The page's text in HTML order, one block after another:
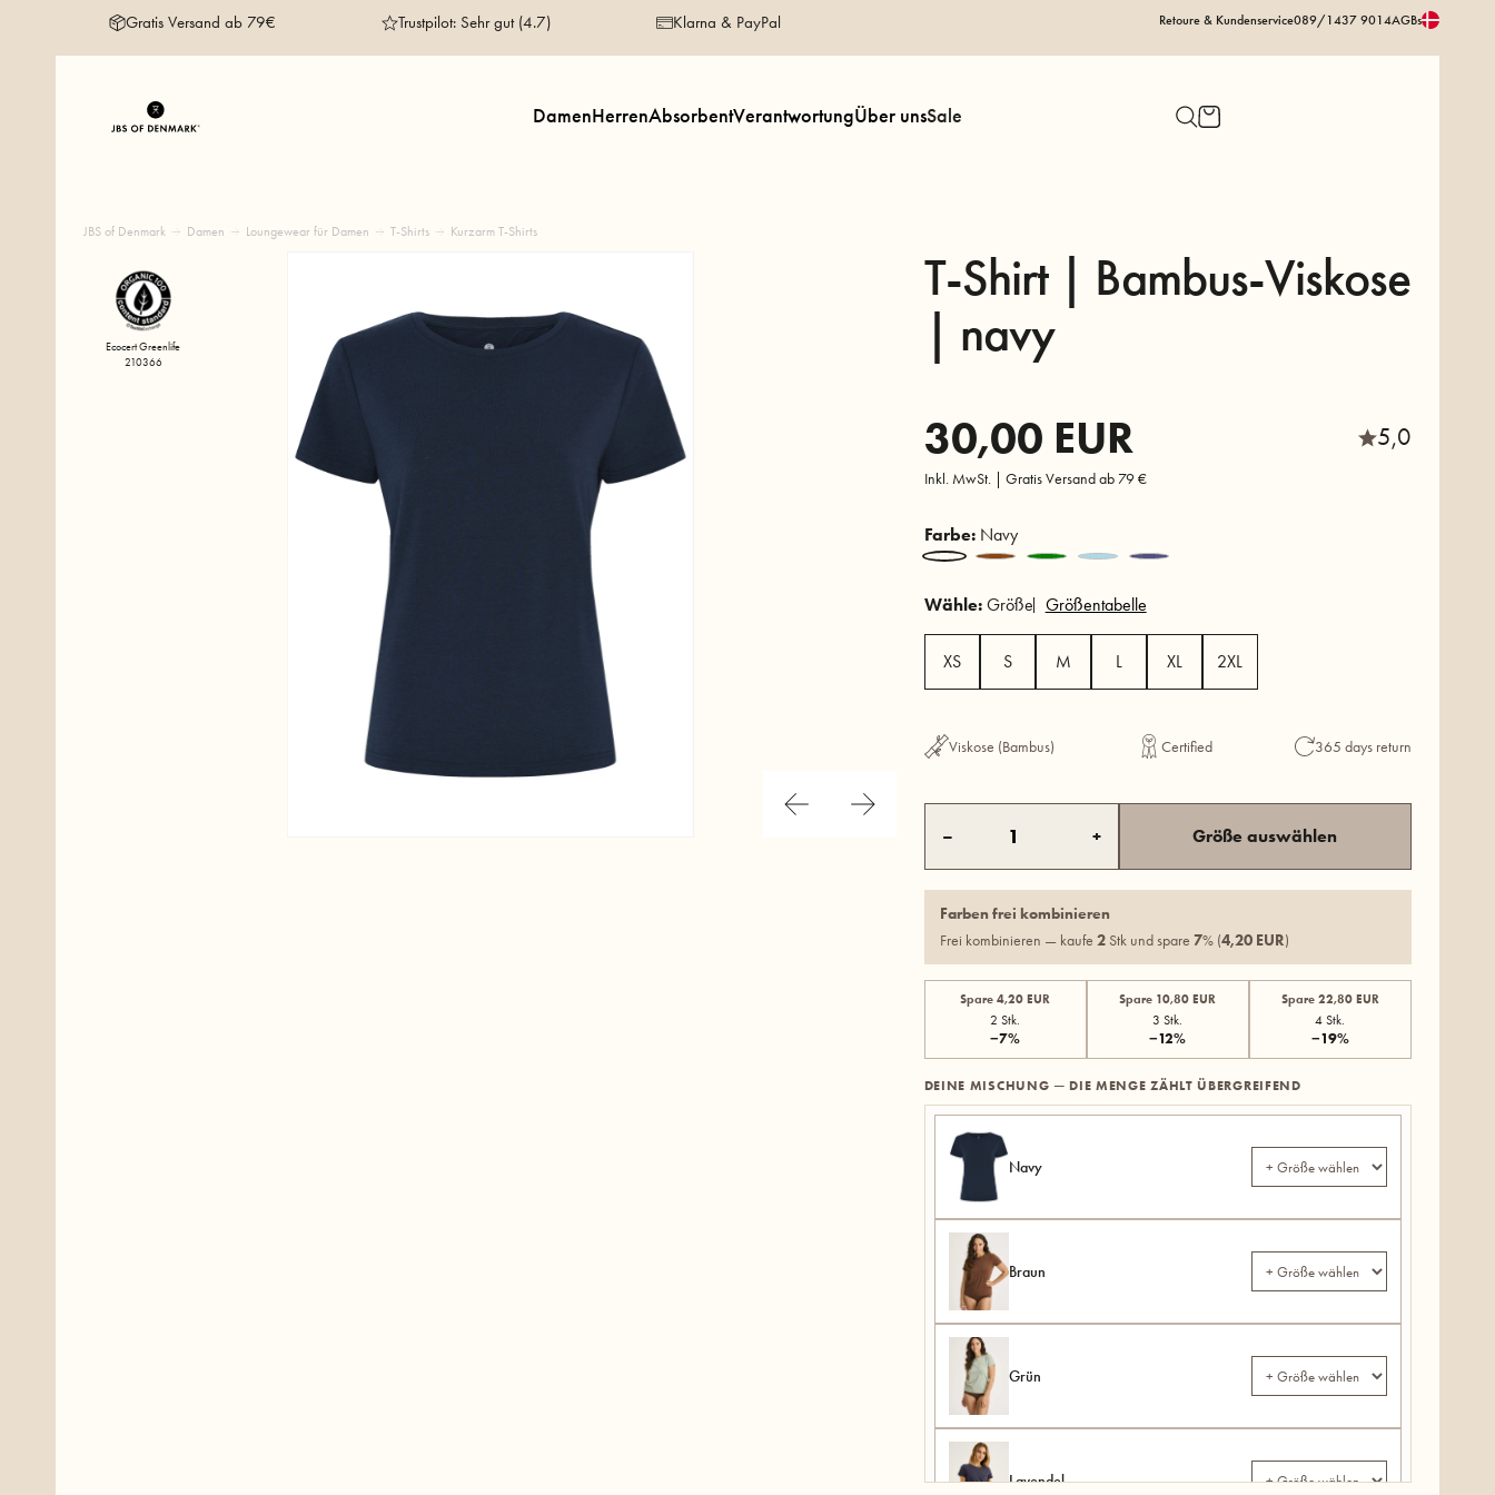
Gratis Versand ab 79€ Trustpilot: Sehr gut (4.7) Klarna & PayPal Retoure & Kundenservice089/1437 9014AGBs
DamenHerrenAbsorbentVerantwortungÜber unsSale
JBS of Denmark Damen Loungewear für Damen T-Shirts Kurzarm T-Shirts
Ecocert Greenlife
210366
T-Shirt | Bambus-Viskose
| navy
30,00 EUR 5,0
Inkl. MwSt. | Gratis Versand ab 79 €
Farbe:Navy
Wähle:Größe Größentabelle
XS S M L XL 2XL
Viskose (Bambus) Certified 365 days return
– + Größe auswählen
Farben frei kombinieren
Frei kombinieren — kaufe 2Stk und spare 7% (4,20 EUR)
Spare 4,20 EUR
2 Stk.
−7%
Spare 10,80 EUR
3 Stk.
−12%
Spare 22,80 EUR
4 Stk.
−19%
DEINE MISCHUNG — DIE MENGE ZÄHLT ÜBERGREIFEND
Navy
Braun
Grün
Lavendel